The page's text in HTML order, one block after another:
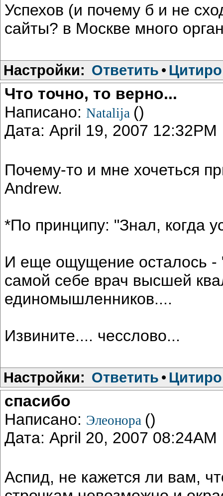
Успехов (и почему б и не
сайты? в Москве много
Настройки: Ответить •
Что точно, то верно...
Написано: Natalija ()
Дата: April 19, 2007 12:32PM
Почему-то и мне хочеться
Andrew.
*По принципу: "Знал, когда
И еще ощущение осталось -
самой себе врач высшей
единомышленников....
Извините.... чесслово...
Настройки: Ответить •
спасибо
Написано: Элеонора ()
Дата: April 20, 2007 08:24AM
Аспид, не кажется ли вам,